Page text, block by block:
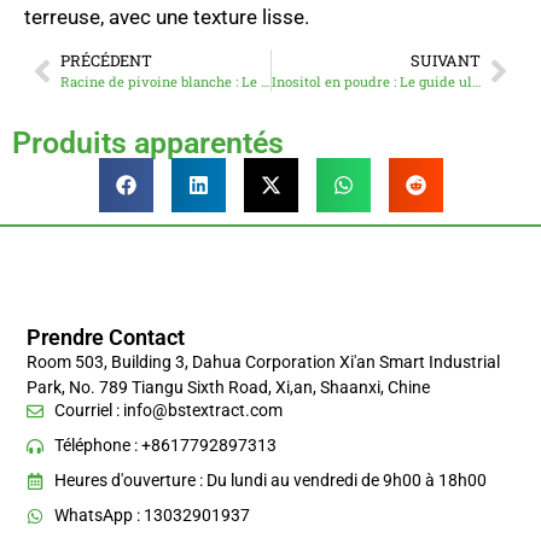
terreuse, avec une texture lisse.
PRÉCÉDENT
Racine de pivoine blanche : Le guide ultime de ses bienfaits pour la peau, les hormones et le bien-être
SUIVANT
Inositol en poudre : Le guide ultime 2025 pour la santé, les hormones et l'approvisionnement
Produits apparentés
Prendre Contact
Room 503, Building 3, Dahua Corporation Xi'an Smart Industrial
Park, No. 789 Tiangu Sixth Road, Xi,an, Shaanxi, Chine
Courriel : info@bstextract.com
Téléphone : +8617792897313
Heures d'ouverture : Du lundi au vendredi de 9h00 à 18h00
WhatsApp : 13032901937